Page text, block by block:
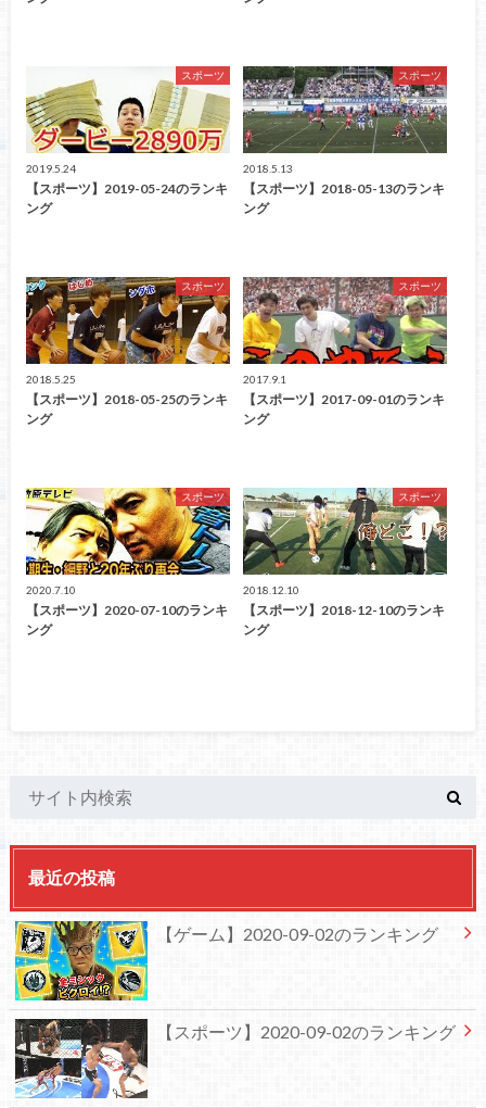
スポーツ
2019.5.24
【スポーツ】2019-05-24のランキ
ング
スポーツ
2018.5.13
【スポーツ】2018-05-13のランキ
ング
スポーツ
2018.5.25
【スポーツ】2018-05-25のランキ
ング
スポーツ
2017.9.1
【スポーツ】2017-09-01のランキ
ング
スポーツ
2020.7.10
【スポーツ】2020-07-10のランキ
ング
スポーツ
2018.12.10
【スポーツ】2018-12-10のランキ
ング
最近の投稿
【ゲーム】2020-09-02のランキング
【スポーツ】2020-09-02のランキング